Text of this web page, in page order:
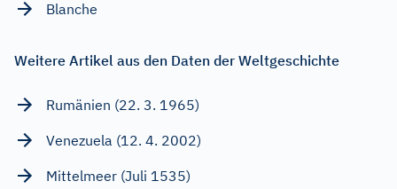
Blanche
Weitere Artikel aus den Daten der Weltgeschichte
Rumänien (22. 3. 1965)
Venezuela (12. 4. 2002)
Mittelmeer (Juli 1535)